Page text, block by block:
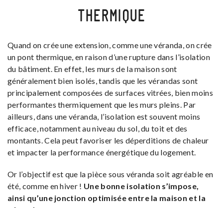
THERMIQUE
Quand on crée une extension, comme une véranda, on crée
un pont thermique, en raison d’une rupture dans l’isolation
du bâtiment. En effet, les murs de la maison sont
généralement bien isolés, tandis que les vérandas sont
principalement composées de surfaces vitrées, bien moins
performantes thermiquement que les murs pleins. Par
ailleurs, dans une véranda, l’isolation est souvent moins
efficace, notamment au niveau du sol, du toit et des
montants. Cela peut favoriser les déperditions de chaleur
et impacter la performance énergétique du logement.
Or l’objectif est que la pièce sous véranda soit agréable en
été, comme en hiver ! Une bonne isolation s’impose,
ainsi qu’une jonction optimisée entre la maison et la